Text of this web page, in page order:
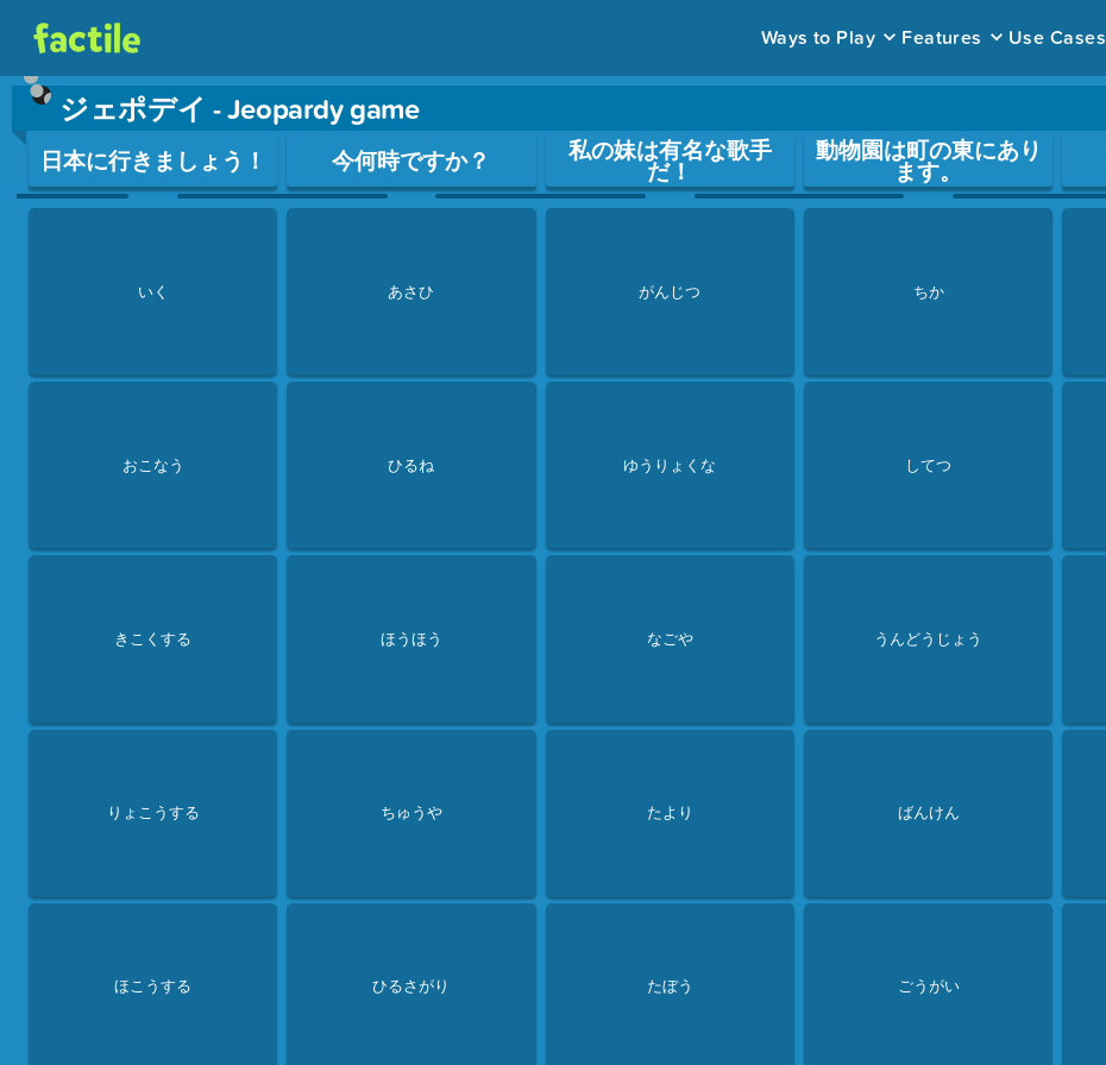
Ways to Play Features Use Cases
ジェポデイ - Jeopardy game
Use arrow keys to move between questions. Press Enter or Space to open a question.
日本に行きましょう！
いく
おこなう
きこくする
りょこうする
ほこうする
今何時ですか？
あさひ
ひるね
ほうほう
ちゅうや
ひるさがり
私の妹は有名な歌手
だ！
がんじつ
ゆうりょくな
なごや
たより
たぼう
動物園は町の東にあり
ます。
ちか
してつ
うんどうじょう
ばんけん
ごうがい